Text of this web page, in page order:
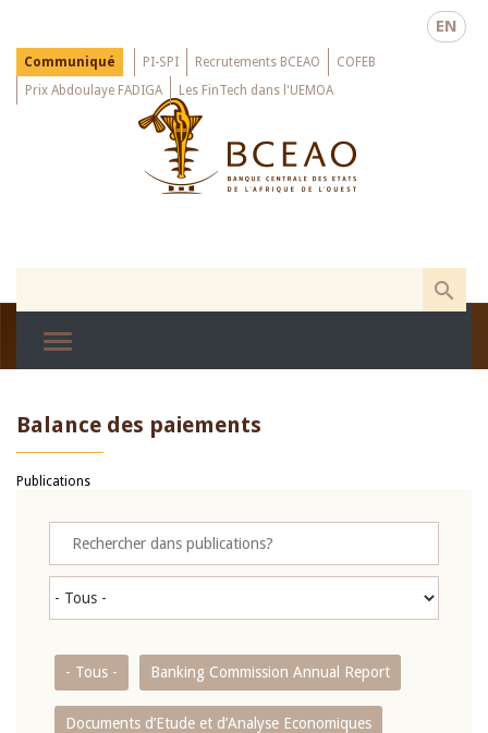
main
EN
Menu
Top
Communiqué PI-SPI Recrutements BCEAO
COFEB
Prix Abdoulaye FADIGA
Les FinTech dans l'UEMOA
Balance des paiements
Publications
- Tous - Banking Commission Annual Report
Documents d’Etude et d’Analyse Economiques